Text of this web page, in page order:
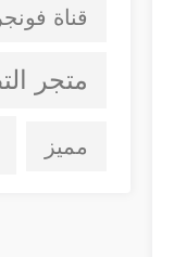
قناة
متجر
مميز